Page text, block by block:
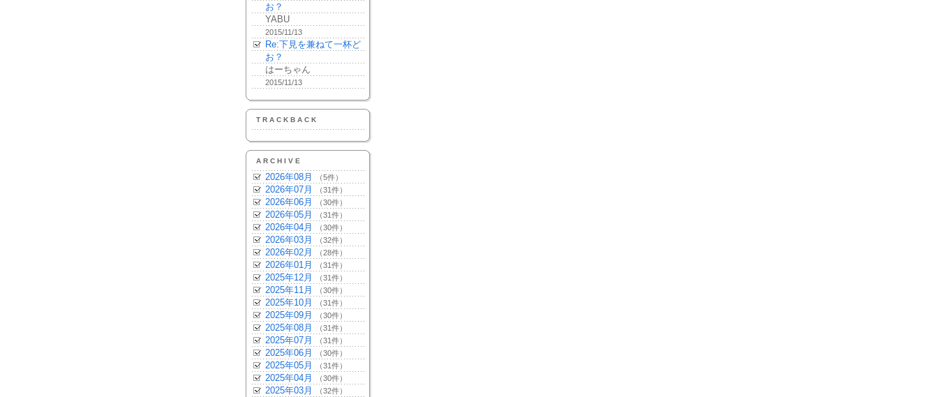
お？
YABU
2015/11/13
Re:下見を兼ねて一杯ど
お？
はーちゃん
2015/11/13
TRACKBACK
ARCHIVE
2026年08月 （5件）
2026年07月 （31件）
2026年06月 （30件）
2026年05月 （31件）
2026年04月 （30件）
2026年03月 （32件）
2026年02月 （28件）
2026年01月 （31件）
2025年12月 （31件）
2025年11月 （30件）
2025年10月 （31件）
2025年09月 （30件）
2025年08月 （31件）
2025年07月 （31件）
2025年06月 （30件）
2025年05月 （31件）
2025年04月 （30件）
2025年03月 （32件）